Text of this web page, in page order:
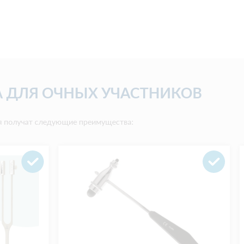
ДЛЯ ОЧНЫХ УЧАСТНИКОВ
получат следующие преимущества: